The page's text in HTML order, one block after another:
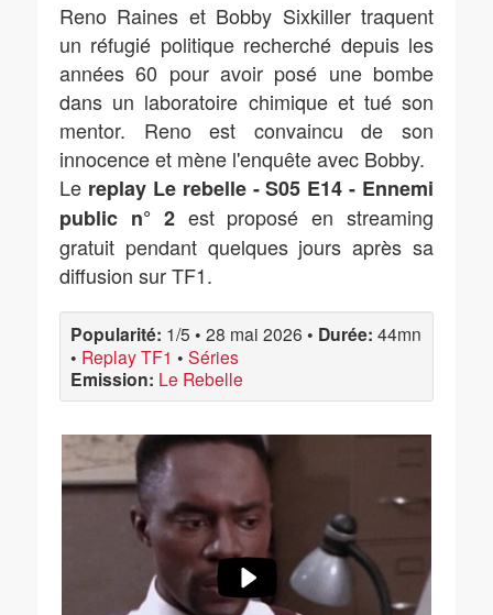
Reno Raines et Bobby Sixkiller traquent
un réfugié politique recherché depuis les
années 60 pour avoir posé une bombe
dans un laboratoire chimique et tué son
mentor. Reno est convaincu de son
innocence et mène l'enquête avec Bobby.
Le replay Le rebelle - S05 E14 - Ennemi
public n° 2est proposé en streaming
gratuit pendant quelques jours après sa
diffusion sur TF1.
Popularité: 1/5 • 28 mai 2026 • Durée: 44mn
• Replay TF1 • Séries
Emission: Le Rebelle